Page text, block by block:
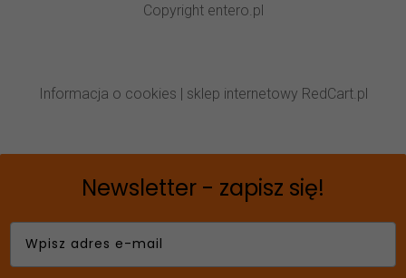
Copyright entero.pl
Informacja o cookies | sklep internetowy RedCart.pl
Newsletter - zapisz się!